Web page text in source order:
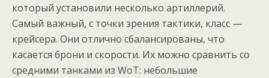
который установили несколько артиллерий.
Самый важный, с точки зрения тактики, класс —
крейсера. Они отлично сбалансированы, что
касается брони и скорости. Их можно сравнить со
средними танками из WoT: небольшие